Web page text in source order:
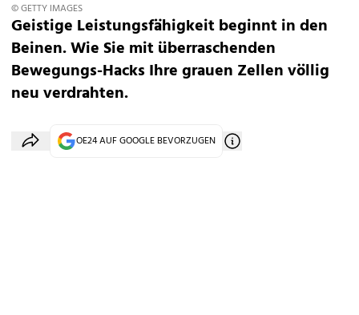
© GETTY IMAGES
Geistige Leistungsfähigkeit beginnt in den
Beinen. Wie Sie mit überraschenden
Bewegungs-Hacks Ihre grauen Zellen völlig
neu verdrahten.
OE24 AUF GOOGLE BEVORZUGEN